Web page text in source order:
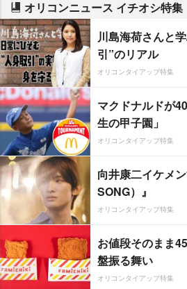
オリコンニュース イチオシ特集
川島海荷さんと
引”のリアル
オリコンタイアップ特集
マクドナルドが
生の甲子園」
オリコンタイアップ特集
向井康二イケメ
SONG）』
オリコンタイアップ特集
お値段そのまま
盤振る舞い
オリコンタイアップ特集